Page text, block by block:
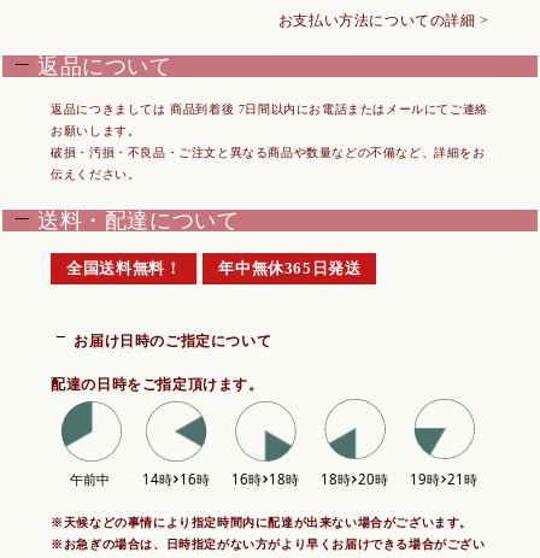
お支払い方法についての詳細 >
返品について
返品につきましては 商品到着後 7日間以内にお電話またはメールにてご連絡
お願いします。
破損・汚損・不良品・ご注文と異なる商品や数量などの不備など、詳細をお
伝えください。
送料・配達について
全国送料無料！ 年中無休365日発送
お届け日時のご指定について
配達の日時をご指定頂けます。
※天候などの事情により指定時間内に配達が出来ない場合がございます。
※お急ぎの場合は、日時指定がない方がより早くお届けできる場合がござい